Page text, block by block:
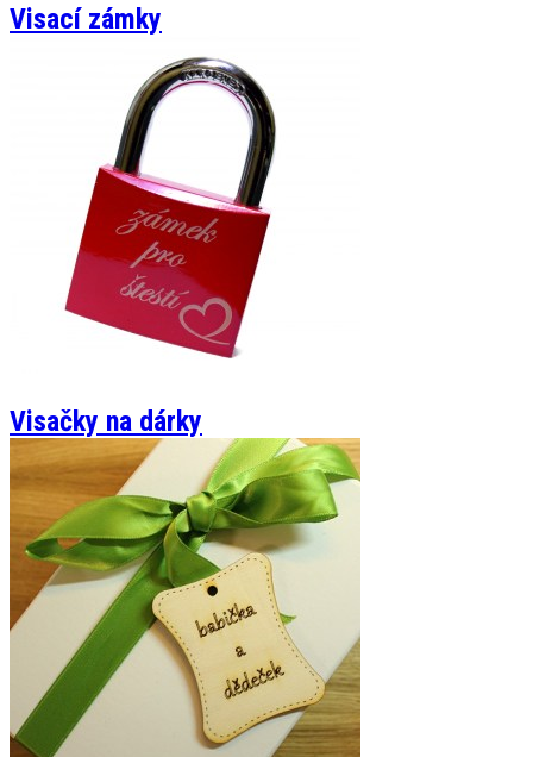
Visací zámky
Visačky na dárky